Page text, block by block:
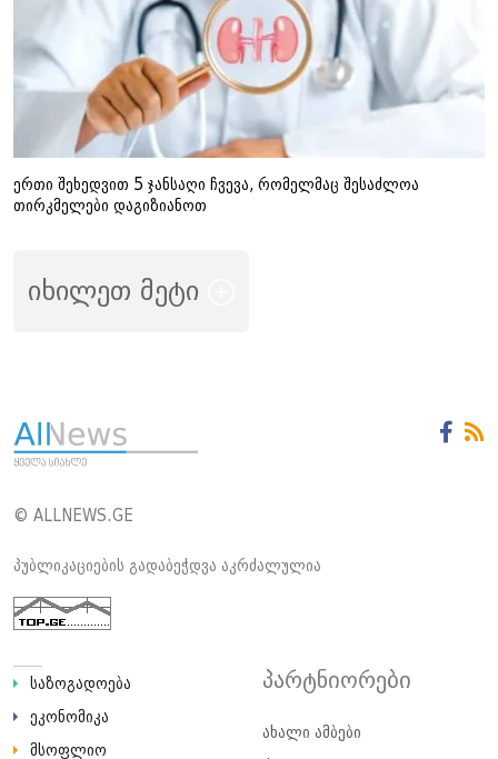
ერთი შეხედვით 5 ჯანსაღი ჩვევა, რომელმაც შესაძლოა
თირკმელები დაგიზიანოთ
იხილეთ მეტი
© ALLNEWS.GE
პუბლიკაციების გადაბეჭდვა აკრძალულია
საზოგადოება
ეკონომიკა
მსოფლიო
პარტნიორები
ახალი ამბები